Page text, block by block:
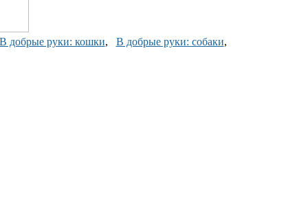
В добрые руки: кошки, В добрые руки: собаки,